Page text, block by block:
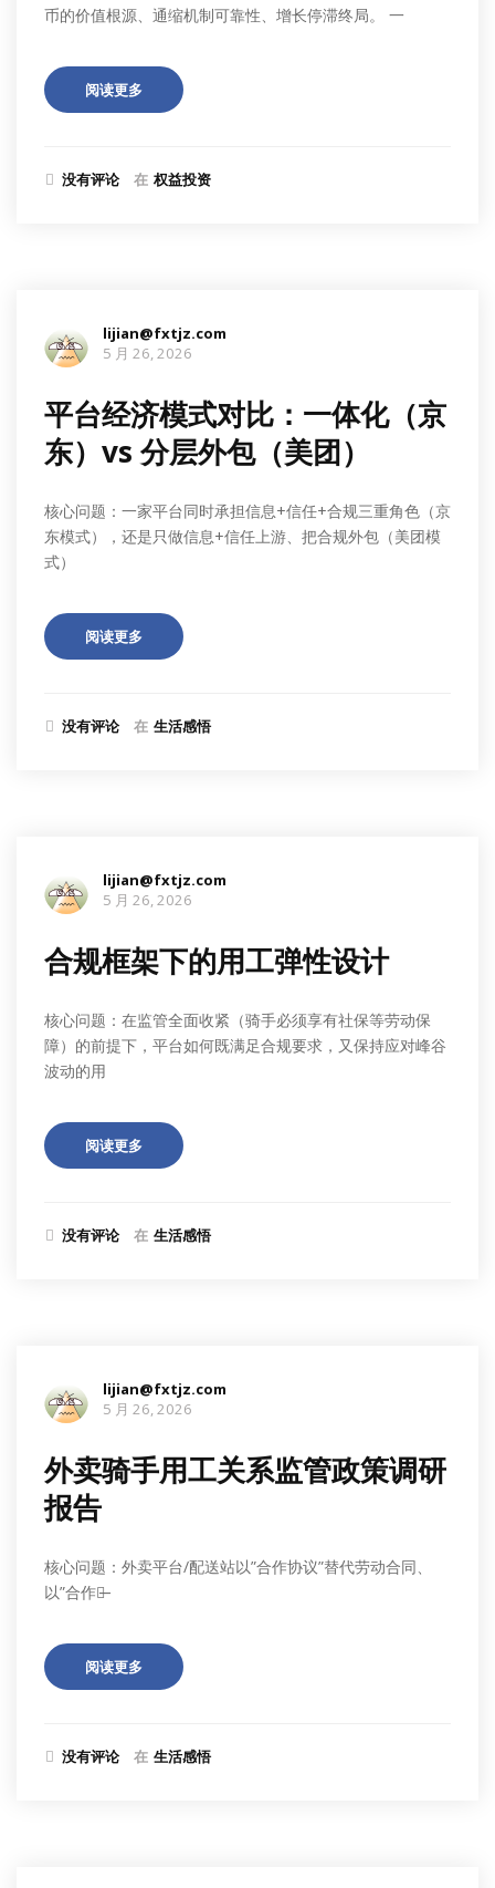
币的价值根源、通缩机制可靠性、增长停滞终局。 一
阅读更多
没有评论 在 权益投资
lijian@fxtjz.com
5 月 26, 2026
平台经济模式对比：一体化（京
东）vs 分层外包（美团）
核心问题：一家平台同时承担信息+信任+合规三重角色（京
东模式），还是只做信息+信任上游、把合规外包（美团模
式）
阅读更多
没有评论 在 生活感悟
lijian@fxtjz.com
5 月 26, 2026
合规框架下的用工弹性设计
核心问题：在监管全面收紧（骑手必须享有社保等劳动保
障）的前提下，平台如何既满足合规要求，又保持应对峰谷
波动的用
阅读更多
没有评论 在 生活感悟
lijian@fxtjz.com
5 月 26, 2026
外卖骑手用工关系监管政策调研
报告
核心问题：外卖平台/配送站以”合作协议”替代劳动合同、
以”合作制̶
阅读更多
没有评论 在 生活感悟